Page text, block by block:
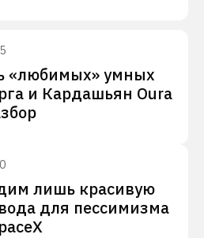
«любимых» умных
и Кардашьян Oura
лишь красивую
для пессимизма